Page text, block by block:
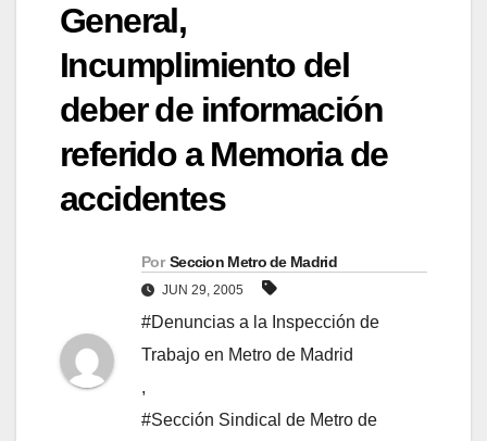
General,
Incumplimiento del
deber de información
referido a Memoria de
accidentes
Por Seccion Metro de Madrid
JUN 29, 2005
#Denuncias a la Inspección de
Trabajo en Metro de Madrid
,
#Sección Sindical de Metro de